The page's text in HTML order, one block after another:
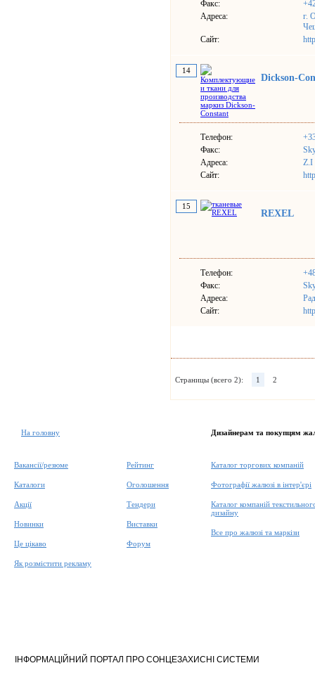
Факс:
Адреса:
г.
Сайт:
14
Dickson-
Телефон:
Факс:
Адреса:
Z.I
Сайт:
15
REXEL
Телефон:
Факс:
Адреса:
Сайт:
Страницы (всего 2): 1 2
На головну
Вакансії/резюме
Каталоги
Акції
Новинки
Це цікаво
Як розмістити рекламу
Рейтинг
Оголошення
Тендери
Виставки
Форум
Дизайнерам та покупцям
Каталог торгових компаній
Фотографії жалюзі в інтер'єрі
Каталог компаній
дизайну
Все про жалюзі та маркізи
ІНФОРМАЦІЙНИЙ ПОРТАЛ ПРО СОНЦЕЗАХИСНІ СИСТЕМИ